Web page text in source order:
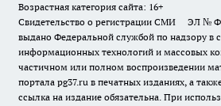
Возрастная категория сайта: 16+
Свидетельство о регистрации СМИ ЭЛ № ФС
выдано Федеральной службой по надзору в
информационных технологий и массовых
частичном или полном воспроизведении
портала pg37.ru в печатных изданиях, а
ссылка на издание обязательна. При